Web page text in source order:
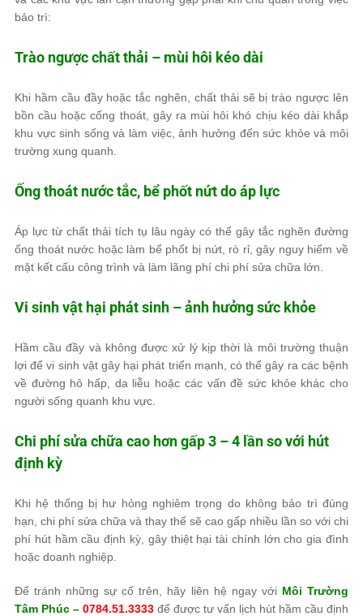
bảo trì:
Trào ngược chất thải – mùi hôi kéo dài
Khi hầm cầu đầy hoặc tắc nghẽn, chất thải sẽ bị trào ngược lên
bồn cầu hoặc cống thoát, gây ra mùi hôi khó chịu kéo dài khắp
khu vực sinh sống và làm việc, ảnh hưởng đến sức khỏe và môi
trường xung quanh.
Ống thoát nước tắc, bể phốt nứt do áp lực
Áp lực từ chất thải tích tụ lâu ngày có thể gây tắc nghẽn đường
ống thoát nước hoặc làm bể phốt bị nứt, rò rỉ, gây nguy hiểm về
mặt kết cấu công trình và làm lãng phí chi phí sửa chữa lớn.
Vi sinh vật hại phát sinh – ảnh hưởng sức khỏe
Hầm cầu đầy và không được xử lý kịp thời là môi trường thuận
lợi để vi sinh vật gây hại phát triển mạnh, có thể gây ra các bệnh
về đường hô hấp, da liễu hoặc các vấn đề sức khỏe khác cho
người sống quanh khu vực.
Chi phí sửa chữa cao hơn gấp 3 – 4 lần so với hút
định kỳ
Khi hệ thống bị hư hỏng nghiêm trọng do không bảo trì đúng
hạn, chi phí sửa chữa và thay thế sẽ cao gấp nhiều lần so với chi
phí hút hầm cầu định kỳ, gây thiệt hại tài chính lớn cho gia đình
hoặc doanh nghiệp.
Để tránh những sự cố trên, hãy liên hệ ngay với Môi Trường
Tâm Phúc – 0784.51.3333 để được tư vấn lịch hút hầm cầu định